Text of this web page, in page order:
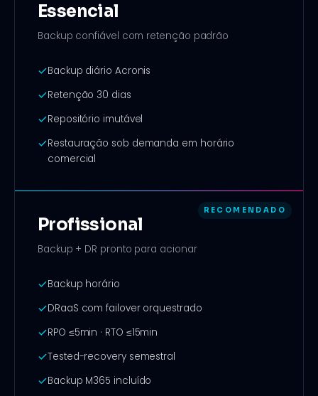
Essencial
Backup confiável com retenção padrão
Backup diário Acronis
Retenção 30 dias
Repositório imutável
Restauração sob demanda em horário
comercial
RECOMENDADO
Profissional
Backup + DR pronto para acionar
Backup horário
DRaaS com failover orquestrado
RPO ≤5min · RTO ≤15min
Tested-recovery semestral
Backup M365 incluído